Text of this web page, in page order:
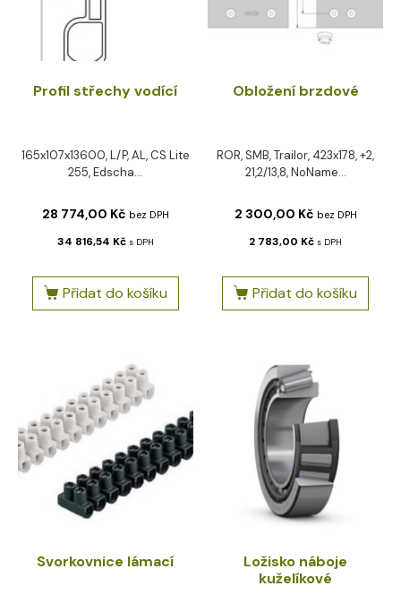
Profil střechy vodící
165x107x13600, L/P, AL, CS Lite
255, Edscha...
28 774,00 Kč bez DPH
34 816,54 Kč s DPH
Přidat do košíku
Obložení brzdové
ROR, SMB, Trailor, 423x178, +2,
21,2/13,8, NoName...
2 300,00 Kč bez DPH
2 783,00 Kč s DPH
Přidat do košíku
Svorkovnice lámací
Ložisko náboje
kuželíkové